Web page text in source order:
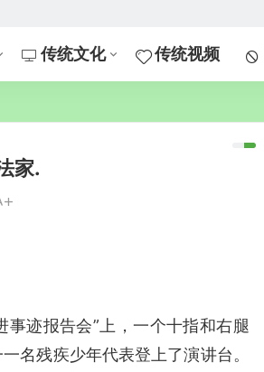
传统文化 传统视频
家.
迹报告会”上，一个十指和右腿
名残疾少年代表登上了演讲台。